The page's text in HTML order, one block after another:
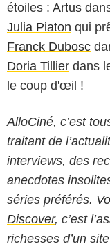
étoiles : Artus
Julia Piaton qui
Franck Dubosc
Doria Tillier dans
le coup d'œil !
AlloCiné, c’est
traitant de
interviews, des
anecdotes
séries préférés.
Discover, c’est
richesses d’un